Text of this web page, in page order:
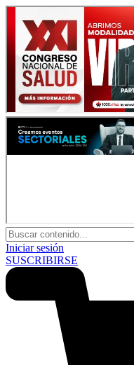
Iniciar sesión
SUSCRIBIRSE